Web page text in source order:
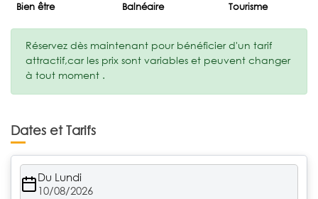
Bien être
Balnéaire Tourisme
Réservez dès maintenant pour bénéficier d'un tarif
attractif,car les prix sont variables et peuvent changer
à tout moment .
Dates et Tarifs
Du Lundi
10/08/2026